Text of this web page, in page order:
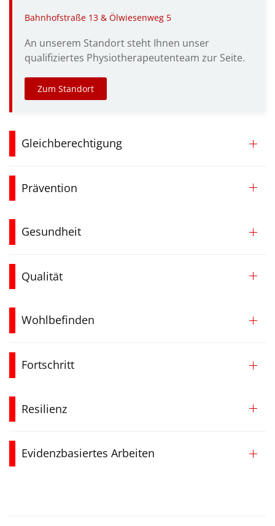
Bahnhofstraße 13 & Ölwiesenweg 5
An unserem Standort steht Ihnen unser
qualifiziertes Physiotherapeutenteam zur Seite.
Zum Standort
Gleichberechtigung
Prävention
Gesundheit
Qualität
Wohlbefinden
Fortschritt
Resilienz
Evidenzbasiertes Arbeiten